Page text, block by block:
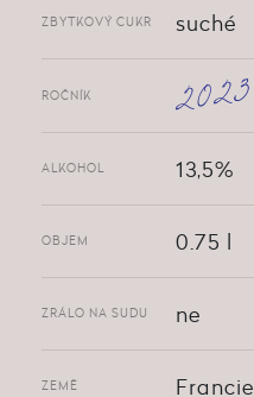
ZBYTKOVÝ CUKR suché
ROČNÍK 2023
ALKOHOL 13,5%
OBJEM 0.75 l
ZRÁLO NA SUDU ne
ZEMĚ Francie